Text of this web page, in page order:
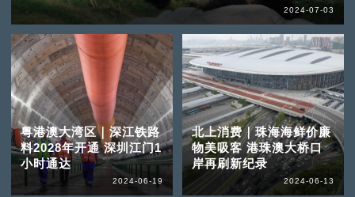
2024-07-03
粤港澳大湾区｜深江铁路
料2028年开通 深圳江门1
小时通达
2024-06-19
北上消费｜珠海海鲜价廉
物美吸客 港珠澳大桥口
岸再刷新纪录
2024-06-13